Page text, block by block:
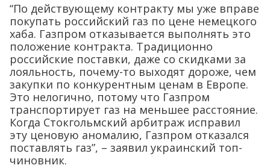
“По действующему контракту мы уже вправе
покупать российский газ по цене немецкого
хаба. Газпром отказывается выполнять это
положение контракта. Традиционно
российские поставки, даже со скидками за
лояльность, почему-то выходят дороже, чем
закупки по конкурентным ценам в Европе.
Это нелогично, потому что Газпром
транспортирует газ на меньшее расстояние.
Когда Стокгольмский арбитраж исправил
эту ценовую аномалию, Газпром отказался
поставлять газ”, – заявил украинский топ-
чиновник.